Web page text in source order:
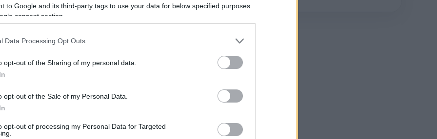
to Google and its third-party tags to use your data for below specified purposes
consent section.
Data Processing Opt Outs
opt-out of the Sharing of my personal data.
opt-out of the Sale of my Personal Data.
opt-out of processing my Personal Data for Targeted
14 luglio, cliccando sull’apposito sito regionale, ci si
Proprio in questi minuti infatti è arrivato l’ok
circolare del Ministero della Salute con le linee guida.
DOVE FARLA